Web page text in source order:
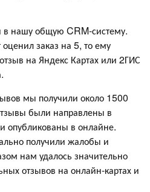
в нашу общую CRM-систему.
заказ на 5, то ему
на Яндекс Картах или 2ГИС
мы получили около 1500
были направлены в
опубликованы в онлайне.
получили жалобы и
нам удалось значительно
отзывов на онлайн-картах и